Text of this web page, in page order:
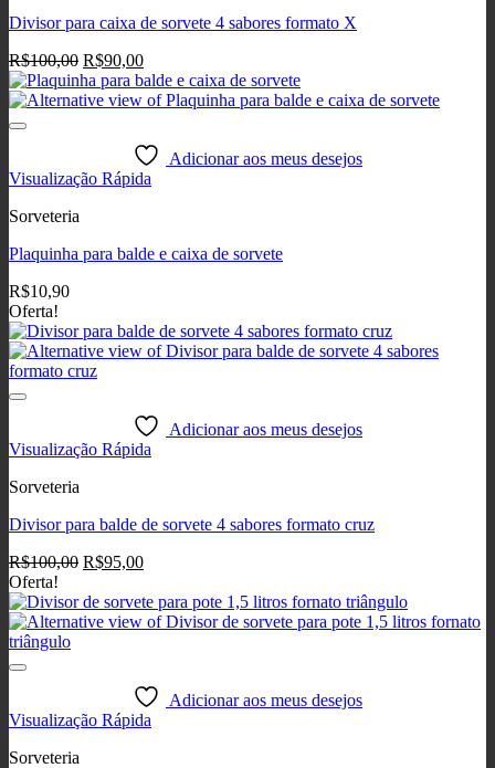
Divisor para caixa de sorvete 4 sabores formato X
R$100,00 O
preço
original
R$90,00O
preço
atual
Adicionar aos meus desejos
Visualização Rápida
Sorveteria
Plaquinha para balde e caixa de sorvete
R$10,90
Oferta!
Adicionar aos meus desejos
Visualização Rápida
Sorveteria
Divisor para balde de sorvete 4 sabores formato cruz
R$100,00 O
original
era:
R$95,00O
atual
é:
Oferta!
Adicionar aos meus desejos
Visualização Rápida
Sorveteria